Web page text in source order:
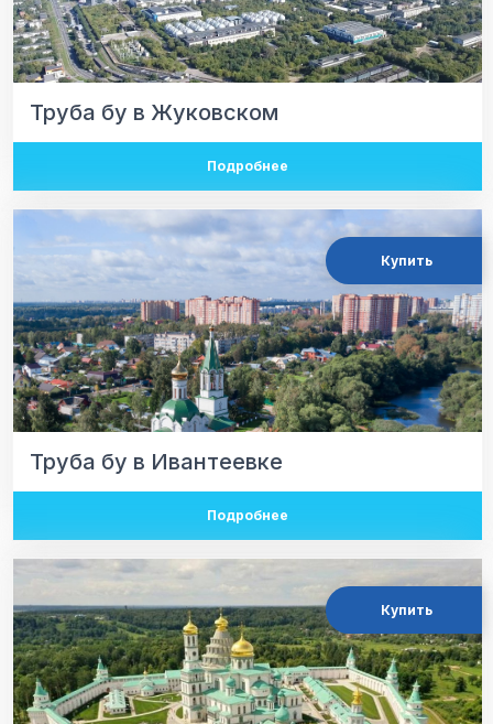
Труба бу в Жуковском
Подробнее
Купить
Труба бу в Ивантеевке
Подробнее
Купить